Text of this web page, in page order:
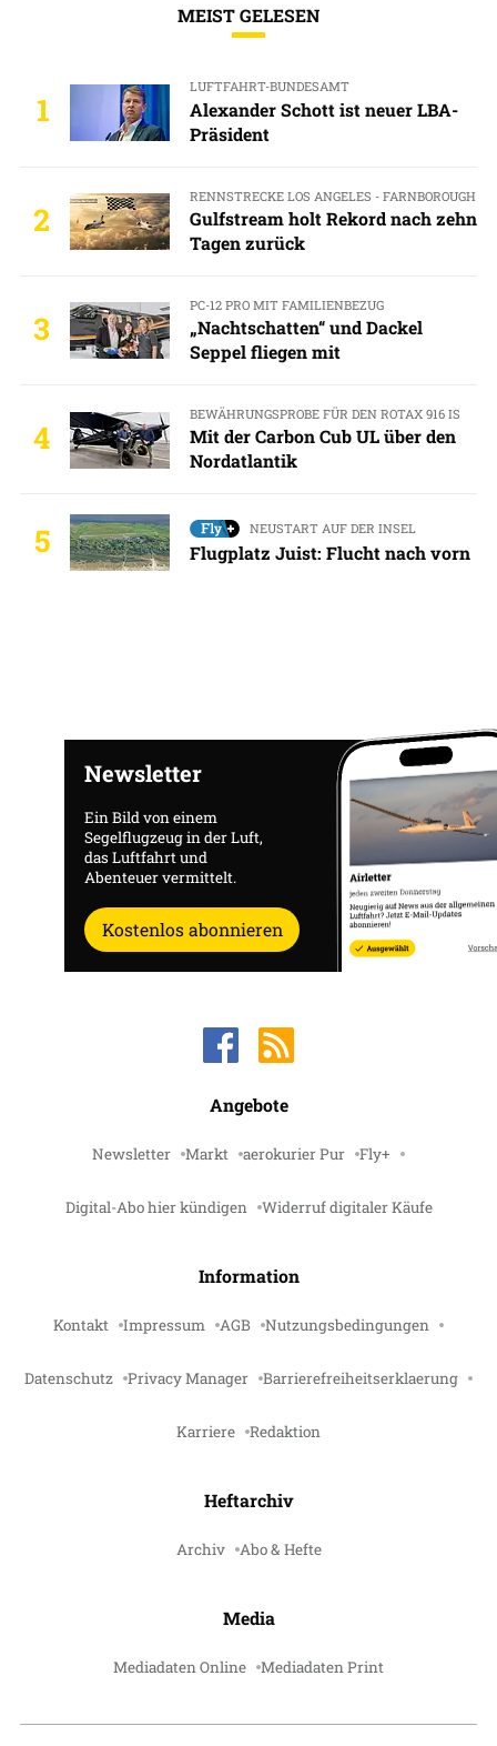
MEIST GELESEN
1
LUFTFAHRT-BUNDESAMT
Alexander Schott ist neuer LBA-
Präsident
2
RENNSTRECKE LOS ANGELES - FARNBOROUGH
Gulfstream holt Rekord nach zehn
Tagen zurück
3
PC-12 PRO MIT FAMILIENBEZUG
„Nachtschatten“ und Dackel
Seppel fliegen mit
4
BEWÄHRUNGSPROBE FÜR DEN ROTAX 916 IS
Mit der Carbon Cub UL über den
Nordatlantik
5 NEUSTART AUF DER INSEL
Flugplatz Juist: Flucht nach vorn
Newsletter
Ein Bild von einem
Segelflugzeug in der Luft,
das Luftfahrt und
Abenteuer vermittelt.
Kostenlos abonnieren
Angebote
Newsletter Markt aerokurier Pur Fly+
Digital-Abo hier kündigen Widerruf digitaler Käufe
Information
Kontakt Impressum AGB Nutzungsbedingungen
Datenschutz Privacy Manager Barrierefreiheitserklaerung
Karriere Redaktion
Heftarchiv
Archiv Abo & Hefte
Media
Mediadaten Online Mediadaten Print